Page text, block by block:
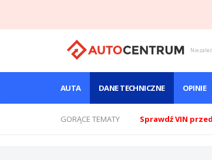
AUTA DANE TECHNICZNE OPINIE
GORĄCE TEMATY Sprawdź VIN